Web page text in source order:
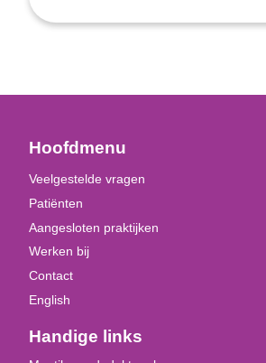
Hoofdmenu
Veelgestelde vragen
Patiënten
Aangesloten praktijken
Werken bij
Contact
English
Handige links